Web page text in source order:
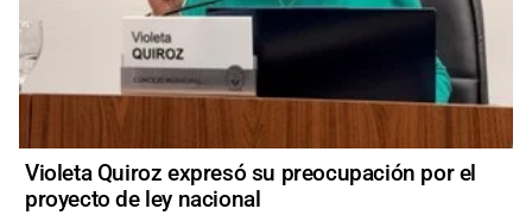
Violeta Quiroz expresó su preocupación por el
proyecto de ley nacional